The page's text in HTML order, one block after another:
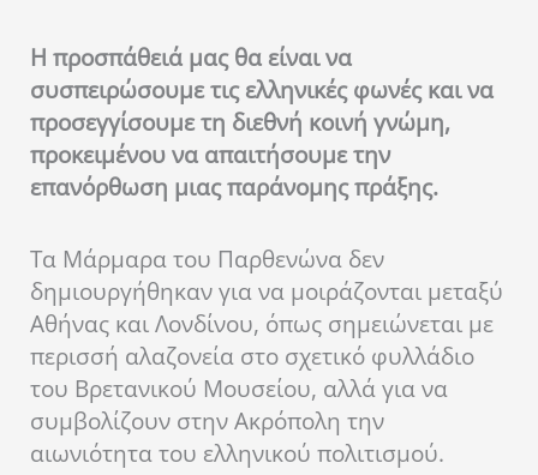
Η προσπάθειά μας θα είναι να
συσπειρώσουμε τις ελληνικές φωνές και να
προσεγγίσουμε τη διεθνή κοινή γνώμη,
προκειμένου να απαιτήσουμε την
επανόρθωση μιας παράνομης πράξης.
Τα Μάρμαρα του Παρθενώνα δεν
δημιουργήθηκαν για να μοιράζονται μεταξύ
Αθήνας και Λονδίνου, όπως σημειώνεται με
περισσή αλαζονεία στο σχετικό φυλλάδιο
του Βρετανικού Μουσείου, αλλά για να
συμβολίζουν στην Ακρόπολη την
αιωνιότητα του ελληνικού πολιτισμού.